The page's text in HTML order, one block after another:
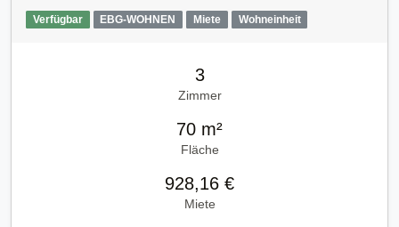
Verfügbar EBG-WOHNEN Miete Wohneinheit
3
Zimmer
70 m²
Fläche
928,16 €
Miete